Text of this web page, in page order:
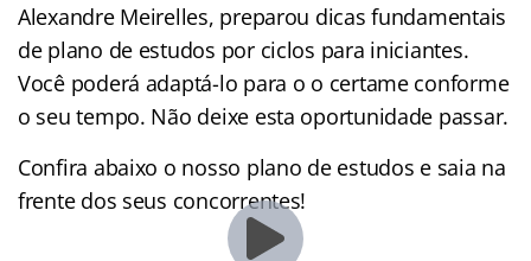
Alexandre Meirelles, preparou dicas fundamentais
de plano de estudos por ciclos para iniciantes.
Você poderá adaptá-lo para o o certame conforme
o seu tempo. Não deixe esta oportunidade passar.
Confira abaixo o nosso plano de estudos e saia na
frente dos seus concorrentes!